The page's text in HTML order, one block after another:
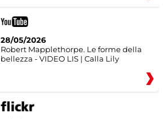
28/05/2026
Robert Mapplethorpe. Le forme della
bellezza - VIDEO LIS | Calla Lily